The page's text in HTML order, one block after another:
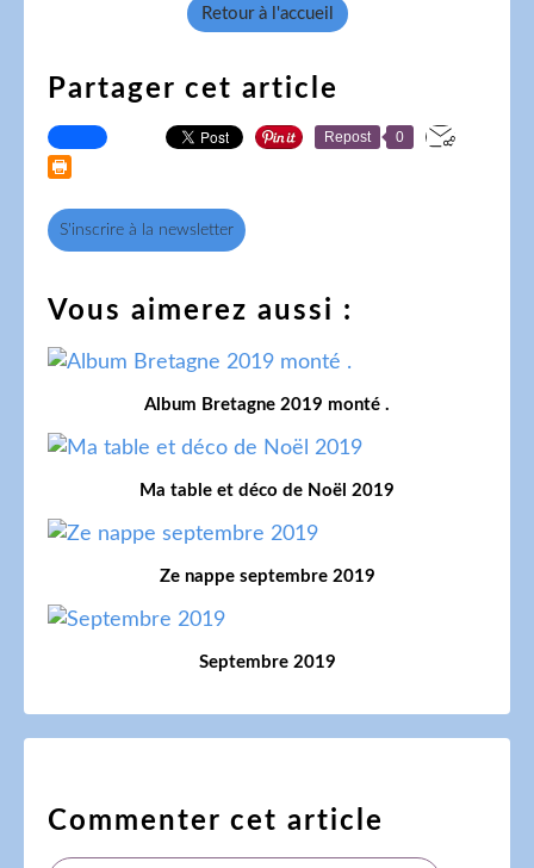
Retour à l'accueil
Partager cet article
Repost 0
S'inscrire à la newsletter
Vous aimerez aussi :
Album Bretagne 2019 monté .
Ma table et déco de Noël 2019
Ze nappe septembre 2019
Septembre 2019
Commenter cet article